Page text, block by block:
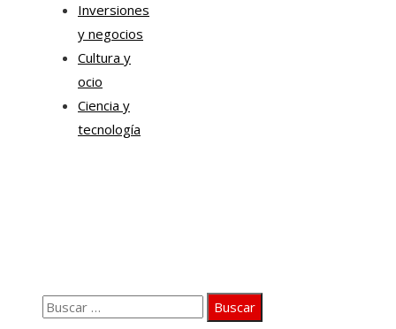
Inversiones
y negocios
Cultura y
ocio
Ciencia y
tecnología
Buscar: